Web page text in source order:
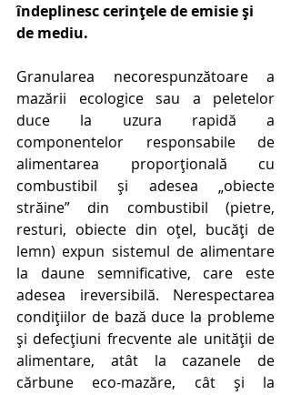
îndeplinesc cerințele de emisie și
de mediu.
Granularea necorespunzătoare a
mazării ecologice sau a peletelor
duce la uzura rapidă a
componentelor responsabile de
alimentarea proporțională cu
combustibil și adesea „obiecte
străine” din combustibil (pietre,
resturi, obiecte din oțel, bucăți de
lemn) expun sistemul de alimentare
la daune semnificative, care este
adesea ireversibilă. Nerespectarea
condițiilor de bază duce la probleme
și defecțiuni frecvente ale unității de
alimentare, atât la cazanele de
cărbune eco-mazăre, cât și la